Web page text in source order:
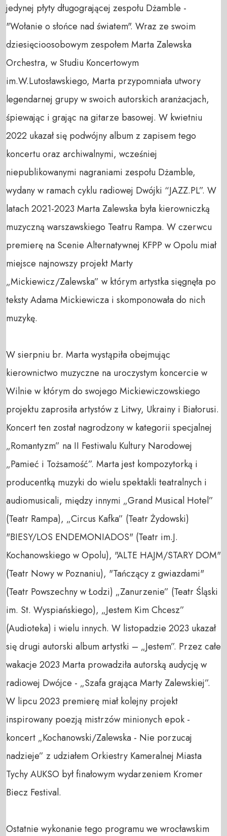
jedynej płyty długogrającej zespołu Dżamble -
"Wołanie o słońce nad światem". Wraz ze swoim
dziesięcioosobowym zespołem Marta Zalewska
Orchestra, w Studiu Koncertowym
im.W.Lutosławskiego, Marta przypomniała utwory
legendarnej grupy w swoich autorskich aranżacjach,
śpiewając i grając na gitarze basowej. W kwietniu
2022 ukazał się podwójny album z zapisem tego
koncertu oraz archiwalnymi, wcześniej
niepublikowanymi nagraniami zespołu Dżamble,
wydany w ramach cyklu radiowej Dwójki “JAZZ.PL”. W
latach 2021-2023 Marta Zalewska była kierowniczką
muzyczną warszawskiego Teatru Rampa. W czerwcu
premierę na Scenie Alternatywnej KFPP w Opolu miał
miejsce najnowszy projekt Marty
„Mickiewicz/Zalewska” w którym artystka sięgnęła po
teksty Adama Mickiewicza i skomponowała do nich
muzykę.
W sierpniu br. Marta wystąpiła obejmując
kierownictwo muzyczne na uroczystym koncercie w
Wilnie w którym do swojego Mickiewiczowskiego
projektu zaprosiła artystów z Litwy, Ukrainy i Białorusi.
Koncert ten został nagrodzony w kategorii specjalnej
„Romantyzm” na II Festiwalu Kultury Narodowej
„Pamieć i Tożsamość”. Marta jest kompozytorką i
producentką muzyki do wielu spektakli teatralnych i
audiomusicali, między innymi „Grand Musical Hotel”
(Teatr Rampa), „Circus Kafka” (Teatr Żydowski)
"BIESY/LOS ENDEMONIADOS" (Teatr im.J.
Kochanowskiego w Opolu), "ALTE HAJM/STARY DOM"
(Teatr Nowy w Poznaniu), "Tańczący z gwiazdami"
(Teatr Powszechny w Łodzi) „Zanurzenie” (Teatr Śląski
im. St. Wyspiańskiego), „Jestem Kim Chcesz”
(Audioteka) i wielu innych. W listopadzie 2023 ukazał
się drugi autorski album artystki – „Jestem”. Przez całe
wakacje 2023 Marta prowadziła autorską audycję w
radiowej Dwójce - „Szafa grająca Marty Zalewskiej”.
W lipcu 2023 premierę miał kolejny projekt
inspirowany poezją mistrzów minionych epok -
koncert „Kochanowski/Zalewska - Nie porzucaj
nadzieje” z udziałem Orkiestry Kameralnej Miasta
Tychy AUKSO był finałowym wydarzeniem Kromer
Biecz Festival.
Ostatnie wykonanie tego programu we wrocławskim